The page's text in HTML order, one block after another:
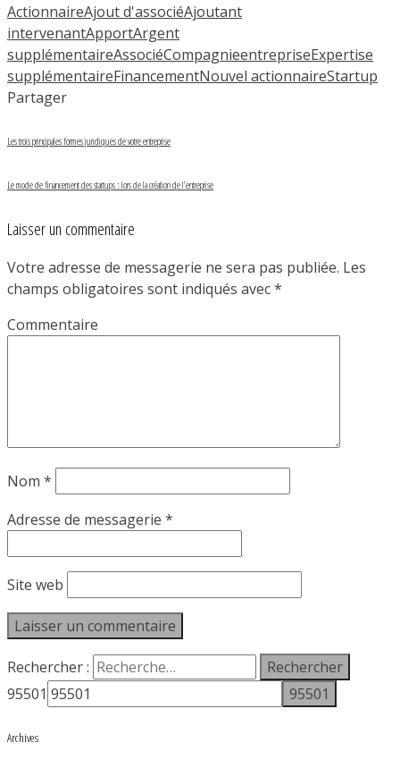
ActionnaireAjout d'associéAjoutant
intervenantApportArgent
supplémentaireAssociéCompagnieentrepriseExpertise
supplémentaireFinancementNouvel actionnaireStartup
Partager
Les trois principales formes juridiques de votre entreprise
Le mode de financement des startups : lors de la création de l’entreprise
Laisser un commentaire
Votre adresse de messagerie ne sera pas publiée. Les
champs obligatoires sont indiqués avec*
Commentaire
Nom *
Adresse de messagerie *
Site web
Rechercher :
95501
Archives